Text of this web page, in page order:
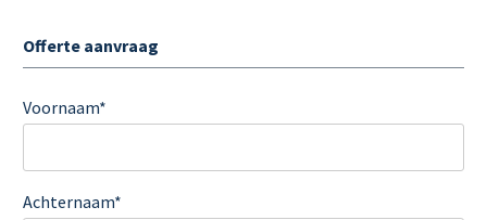
Offerte aanvraag
Voornaam*
Achternaam*